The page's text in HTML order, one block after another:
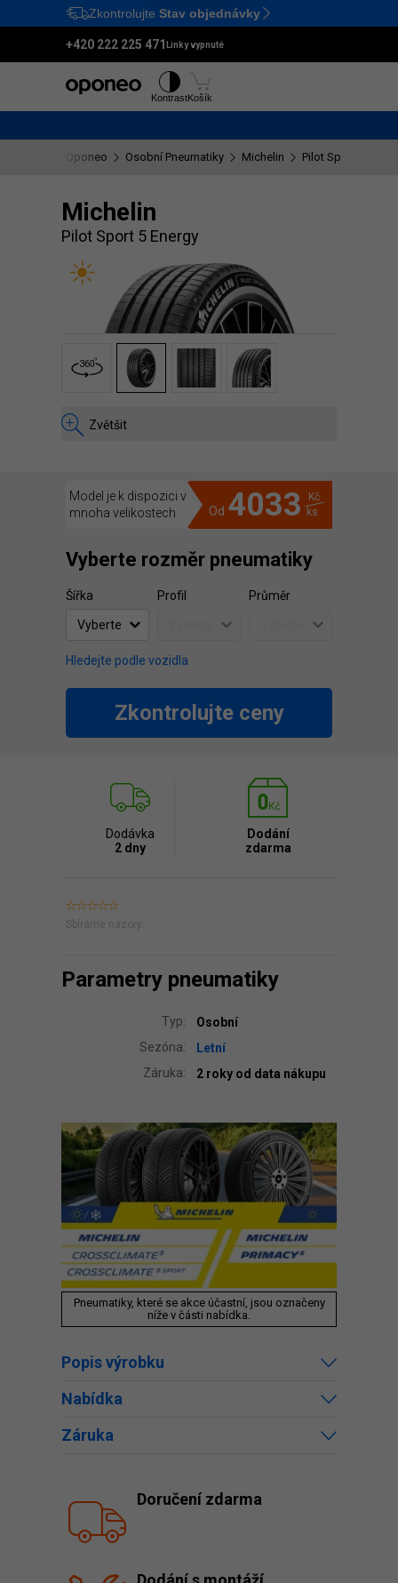
Ctrl M
Zkontrolujte Stav objednávky
+420 222 225 471 Linky vypnuté
KontrastKošík
Oponeo Osobní Pneumatiky Michelin Pilot Sport 5
Michelin
Pilot Sport 5 Energy
Zvětšit
Model je k dispozici v
mnoha velikostech
Od 4033
Kč
ks
Vyberte rozměr pneumatiky
Šířka Profil Průměr
Hledejte podle vozidla
Zkontrolujte ceny
Dodávka
2 dny
Dodání
zdarma
Sbíráme názory.
Parametry pneumatiky
Typ:
Osobní
Sezóna:
Letní
Záruka:
2 roky od data nákupu
Pneumatiky, které se akce účastní, jsou označeny
níže v části nabídka.
Popis výrobku
Nabídka
Záruka
Doručení zdarma